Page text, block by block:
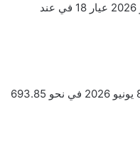
استقر سعر الذهب اليوم الإثنين 8 يونيو 2026 عيار 18 في عند
سجل سعر الجنيه الذهب اليوم الإثنين 8 يونيو 2026 في نحو 693.85